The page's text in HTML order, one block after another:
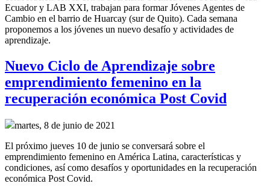
Ecuador y LAB XXI, trabajan para formar Jóvenes Agentes de
Cambio en el barrio de Huarcay (sur de Quito). Cada semana
proponemos a los jóvenes un nuevo desafío y actividades de
aprendizaje.
Nuevo Ciclo de Aprendizaje sobre
emprendimiento femenino en la
recuperación económica Post Covid
martes, 8 de junio de 2021
El próximo jueves 10 de junio se conversará sobre el
emprendimiento femenino en América Latina, características y
condiciones, así como desafíos y oportunidades en la recuperación
económica Post Covid.